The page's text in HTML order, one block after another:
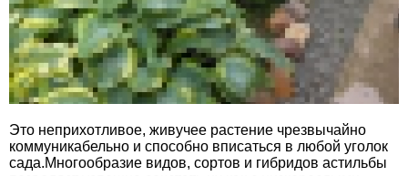
Это неприхотливое, живучее растение чрезвычайно
коммуникабельно и способно вписаться в любой уголок
сада.Многообразие видов, сортов и гибридов астильбы